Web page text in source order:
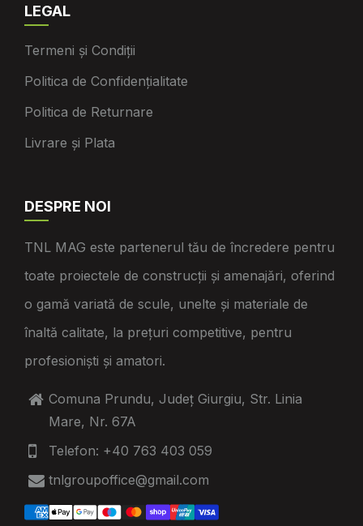
LEGAL
Termeni și Condiții
Politica de Confidențialitate
Politica de Returnare
Livrare și Plata
DESPRE NOI
TNL MAG este partenerul tău de încredere pentru
toate proiectele de construcții și amenajări, oferind
o gamă variată de scule, unelte și materiale de
înaltă calitate, la prețuri competitive, pentru
profesioniști și amatori.
Comuna Prundu, Județ Giurgiu, Str. Linia
Mare, Nr. 67A
Telefon: +40 763 403 059
tnlgroupoffice@gmail.com